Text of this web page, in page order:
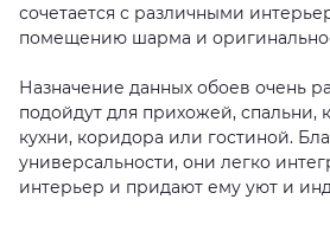
сочетается с различными
помещению шарма и
Назначение данных обоев очень
подойдут для прихожей, спальни,
кухни, коридора или гостиной.
универсальности, они легко
интерьер и придают ему уют и